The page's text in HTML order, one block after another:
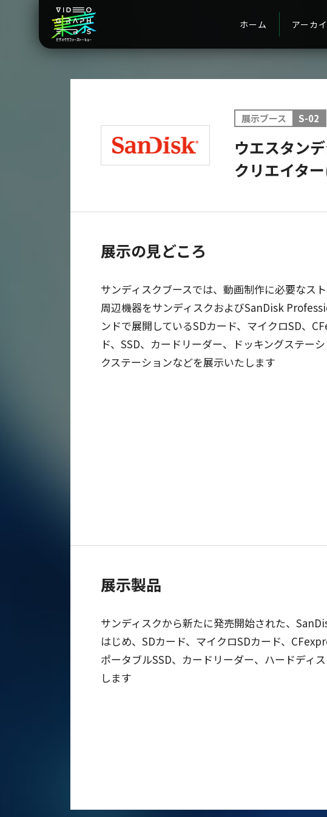
ホーム アーカ
展示ブース S-02
ウエスタン
クリエイタ
展示の見どころ
サンディスクブースでは、動画制作に必要なス
周辺機器をサンディスクおよびSanDisk
ンドで展開しているSDカード、マイクロSD、
ド、SSD、カードリーダー、ドッキングステー
クステーションなどを展示いたします
展示製品
サンディスクから新たに発売開始された、
はじめ、SDカード、マイクロSDカード、
ポータブルSSD、カードリーダー、ハードディ
します